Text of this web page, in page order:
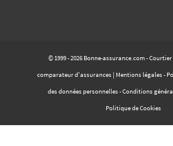
© 1999 - 2026 Bonne-assurance.com -
comparateur d'assurances | Mentions légales-
des données personnelles-Conditions
Politique de Cookies